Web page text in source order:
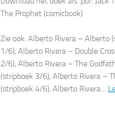
The Prophet (comicbook)
Zie ook: Alberto Rivera – Alberto
1/6), Alberto Rivera – Double
2/6), Alberto Rivera – The
(stripboek 3/6), Alberto Rivera –
(stripboek 4/6), Alberto Rivera…